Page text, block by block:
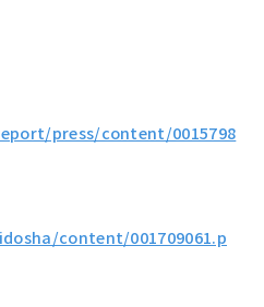
press/content/0015798
content/001709061.p